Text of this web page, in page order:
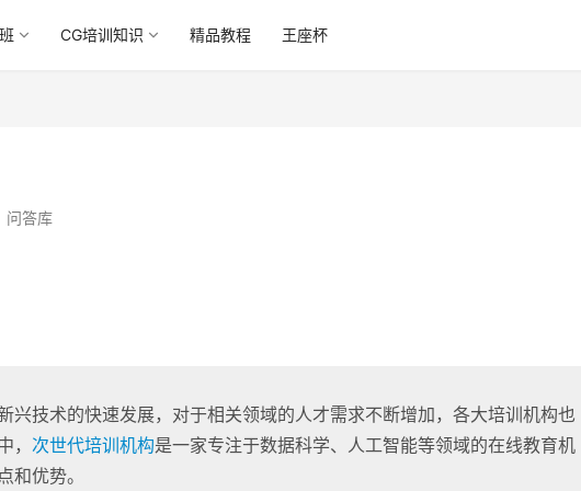
CG培训知识 精品教程 王座杯
问答库
兴技术的快速发展，对于相关领域的人才需求不断增加，各大培训机构也
， 次世代培训机构是一家专注于数据科学、人工智能等领域的在线教育机
和优势。